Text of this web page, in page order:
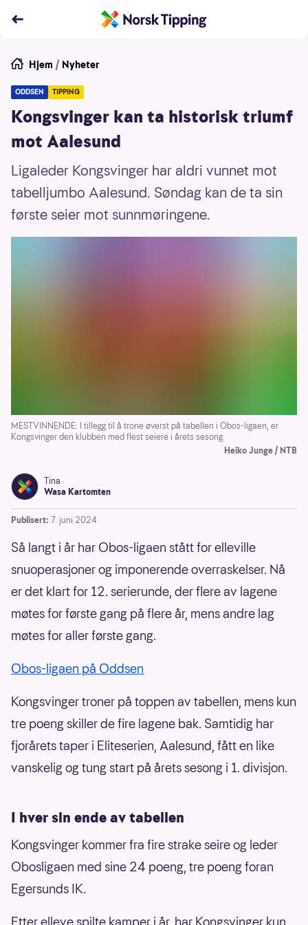
Hjem / Nyheter
ODDSEN TIPPING
Kongsvinger kan ta historisk triumf
mot Aalesund
Ligaleder Kongsvinger har aldri vunnet mot
tabelljumbo Aalesund. Søndag kan de ta sin
første seier mot sunnmøringene.
MESTVINNENDE: I tillegg til å trone øverst på tabellen i Obos-ligaen, er
Kongsvinger den klubben med flest seiere i årets sesong.
Heiko Junge / NTB
Tina
Wasa Kartomten
Publisert: 7. juni 2024
Så langt i år har Obos-ligaen stått for elleville
snuoperasjoner og imponerende overraskelser. Nå
er det klart for 12. serierunde, der flere av lagene
møtes for første gang på flere år, mens andre lag
møtes for aller første gang.
Obos-ligaen på Oddsen
Kongsvinger troner på toppen av tabellen, mens kun
tre poeng skiller de fire lagene bak. Samtidig har
fjorårets taper i Eliteserien, Aalesund, fått en like
vanskelig og tung start på årets sesong i 1. divisjon.
I hver sin ende av tabellen
Kongsvinger kommer fra fire strake seire og leder
Obosligaen med sine 24 poeng, tre poeng foran
Egersunds IK.